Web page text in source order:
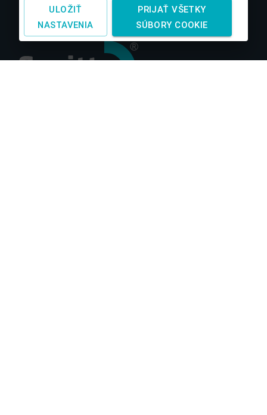
je možné bez takéhoto súhlasu
používať
ULOŽIŤ
NASTAVENIA
PRIJAŤ VŠETKY
SÚBORY COOKIE